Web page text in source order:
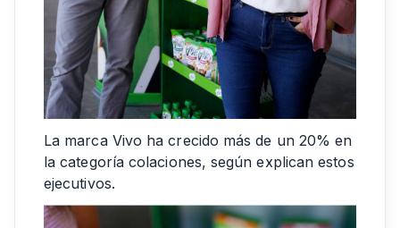
La marca Vivo ha crecido más de un 20% en
la categoría colaciones, según explican estos
ejecutivos.